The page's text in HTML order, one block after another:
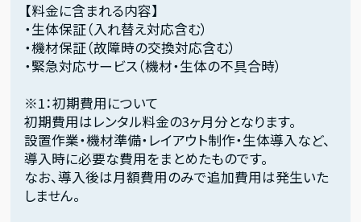
【料金に含まれる内容】
・生体保証（入れ替え対応含む）
・機材保証（故障時の交換対応含む）
・緊急対応サービス（機材・生体の不具合時）
※1：初期費用について
初期費用はレンタル料金の3ヶ月分となります。
設置作業・機材準備・レイアウト制作・生体導入など、
導入時に必要な費用をまとめたものです。
なお、導入後は月額費用のみで追加費用は発生いた
しません。